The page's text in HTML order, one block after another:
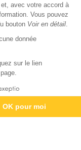
avec votre accord à
Vous pouvez
bouton Voir en détail
donnée
sur le lien
OK pour moi